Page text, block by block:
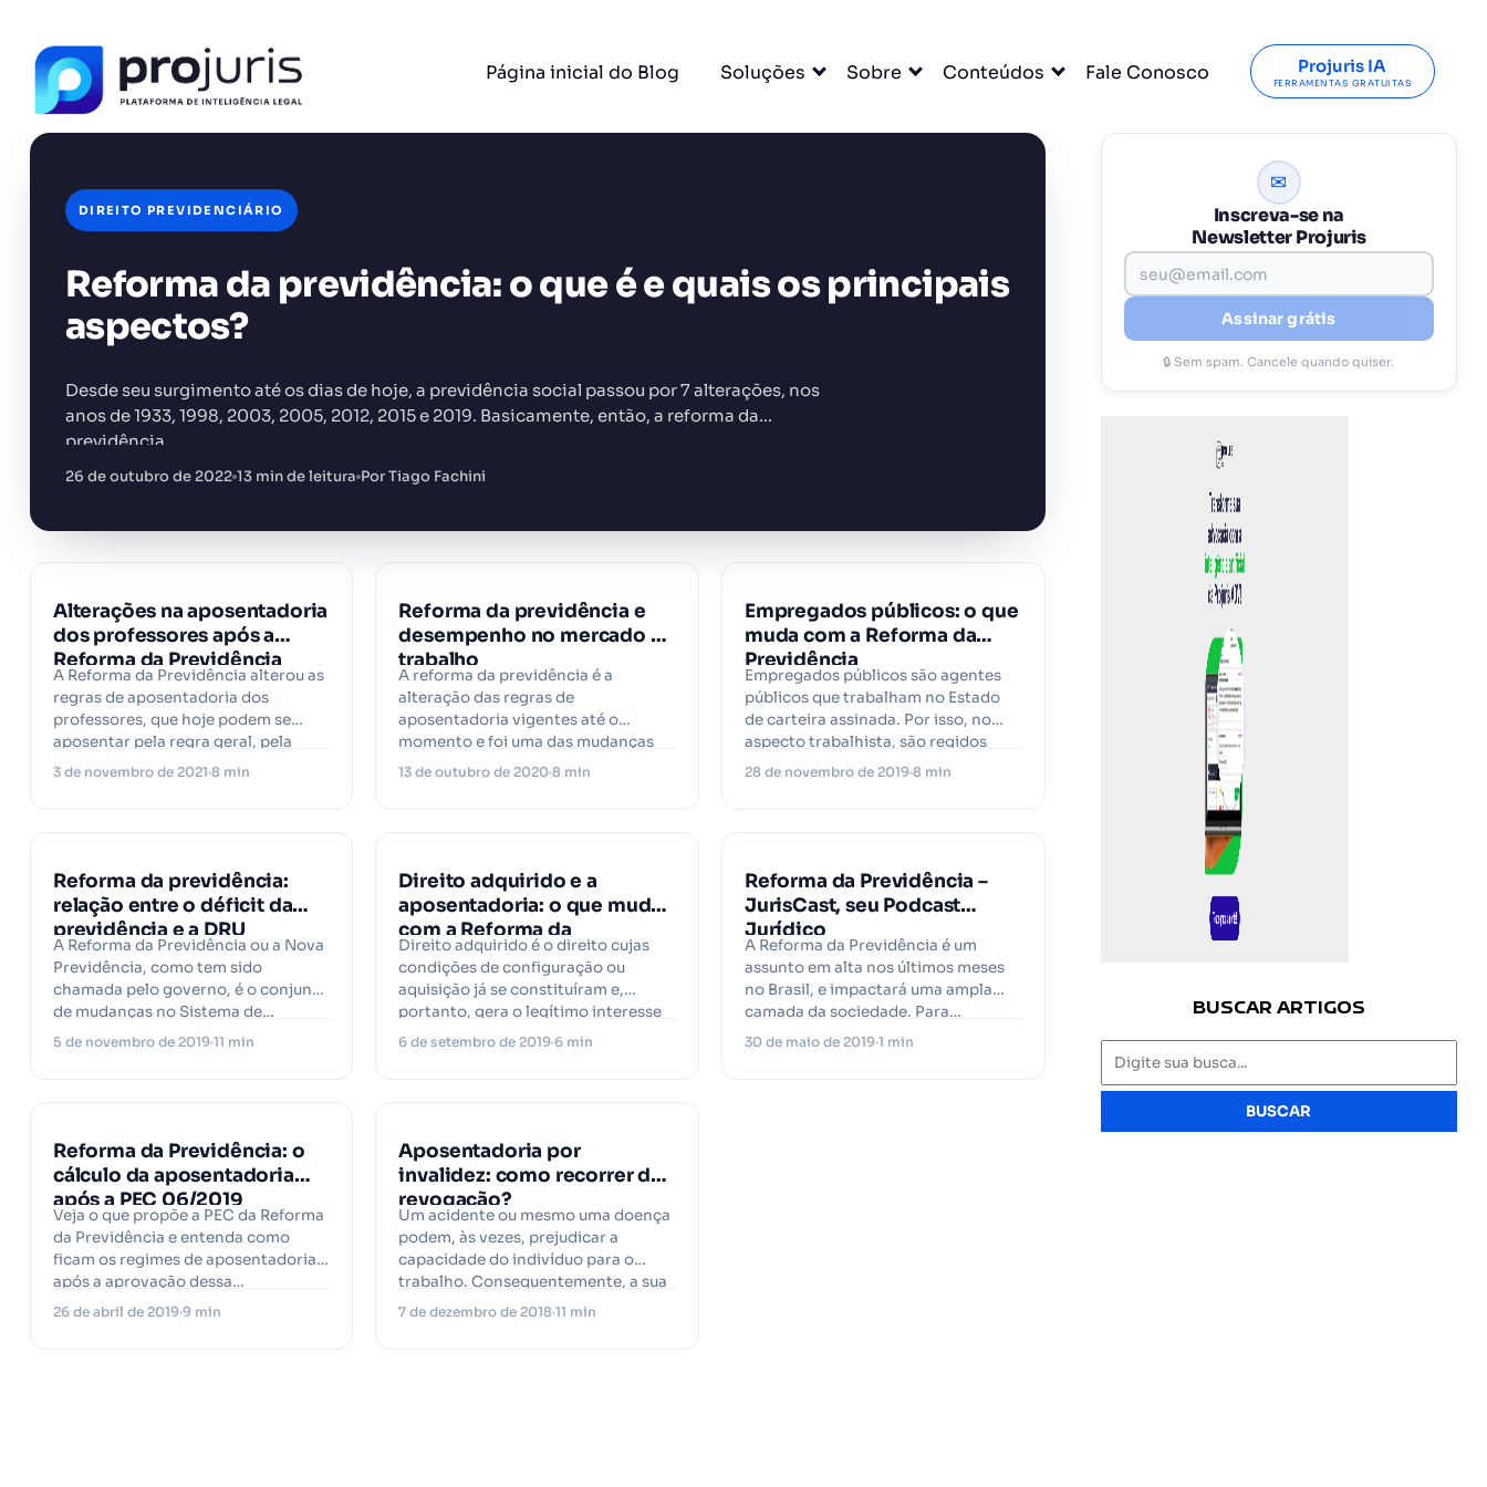
Página inicial do Blog Soluções Sobre Conteúdos Fale Conosco Projuris IA
FERRAMENTAS GRATUITAS
DIREITO PREVIDENCIÁRIO
Reforma da previdência: o que é e quais os principais
aspectos?
Desde seu surgimento até os dias de hoje, a previdência social passou por 7 alterações, nos
anos de 1933, 1998, 2003, 2005, 2012, 2015 e 2019. Basicamente, então, a reforma da
previdência…
26 de outubro de 2022 13 min de leitura Por Tiago Fachini
Alterações na aposentadoria
dos professores após a
Reforma da Previdência
A Reforma da Previdência alterou as
regras de aposentadoria dos
professores, que hoje podem se
aposentar pela regra geral, pela
regra da…
3 de novembro de 2021 8 min
Reforma da previdência e
desempenho no mercado de
trabalho
A reforma da previdência é a
alteração das regras de
aposentadoria vigentes até o
momento e foi uma das mudanças
mais relevantes…
13 de outubro de 2020 8 min
Empregados públicos: o que
muda com a Reforma da
Previdência
Empregados públicos são agentes
públicos que trabalham no Estado
de carteira assinada. Por isso, no
aspecto trabalhista, são regidos
pela CLT. Já…
28 de novembro de 2019 8 min
Reforma da previdência:
relação entre o déficit da
previdência e a DRU
A Reforma da Previdência ou a Nova
Previdência, como tem sido
chamada pelo governo, é o conjunto
de mudanças no Sistema de…
5 de novembro de 2019 11 min
Direito adquirido e a
aposentadoria: o que muda
com a Reforma da
Previdência?
Direito adquirido é o direito cujas
condições de configuração ou
aquisição já se constituíram e,
portanto, gera o legítimo interesse
no pleito.…
6 de setembro de 2019 6 min
Reforma da Previdência –
JurisCast, seu Podcast
Jurídico
A Reforma da Previdência é um
assunto em alta nos últimos meses
no Brasil, e impactará uma ampla
camada da sociedade. Para…
30 de maio de 2019 1 min
Reforma da Previdência: o
cálculo da aposentadoria
após a PEC 06/2019
Veja o que propõe a PEC da Reforma
da Previdência e entenda como
ficam os regimes de aposentadoria,
após a aprovação dessa…
26 de abril de 2019 9 min
Aposentadoria por
invalidez: como recorrer da
revogação?
Um acidente ou mesmo uma doença
podem, às vezes, prejudicar a
capacidade do indivíduo para o
trabalho. Consequentemente, a sua
própria subsistência…
7 de dezembro de 2018 11 min
✉
Inscreva-se na
Newsletter Projuris
Assinar grátis
🔒 Sem spam. Cancele quando quiser.
BUSCAR ARTIGOS
BUSCAR
FERRAMENTA RECOMENDADA PARA ESTE CONTEÚDO
Tabela de Honorários da OAB